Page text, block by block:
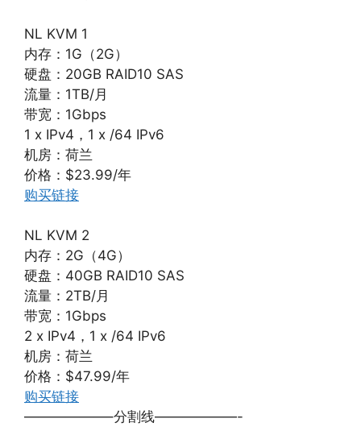
NL KVM 1
内存：1G（2G）
硬盘：20GB RAID10 SAS
流量：1TB/月
带宽：1Gbps
1 x IPv4，1 x /64 IPv6
机房：荷兰
价格：$23.99/年
购买链接
NL KVM 2
内存：2G（4G）
硬盘：40GB RAID10 SAS
流量：2TB/月
带宽：1Gbps
2 x IPv4，1 x /64 IPv6
机房：荷兰
价格：$47.99/年
购买链接
——————–分割线——————-